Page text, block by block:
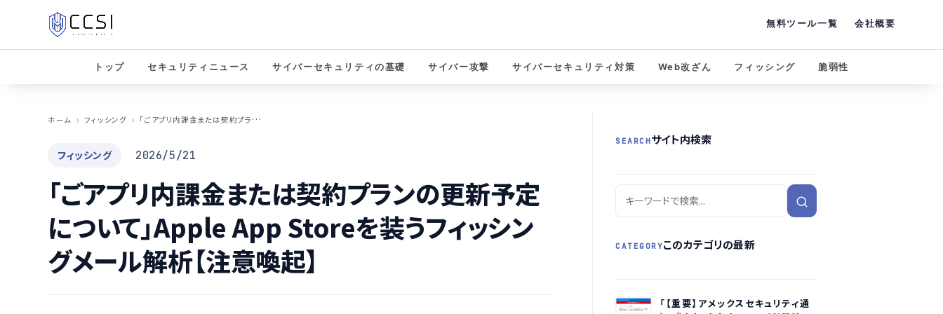
無料ツール一覧 会社概要
トップ セキュリティニュース サイバーセキュリティの基礎 サイバー攻撃 サイバーセキュリティ対策 Web改ざん フィッシング 脆弱性
ホーム
フィッシング 「
ごアプリ内課金または契約プランの更新予定について」Apple App Storeを装うフィッシングメール解析【注意喚起】
フィッシング 2026/5/21
「ごアプリ内課金または契約プランの更新予定
について」Apple App Storeを装うフィッシン
グメール解析【注意喚起】
SEARCHサイト内検索
CATEGORYこのカテゴリの最新
「【重要】アメックスセキュリティ通